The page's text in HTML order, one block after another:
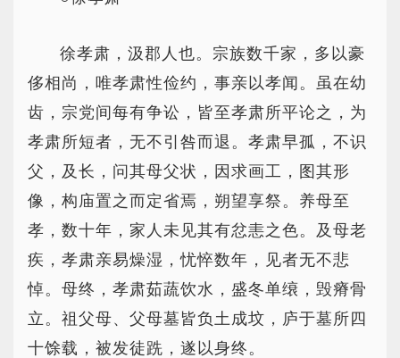
徐孝肃，汲郡人也。宗族数千家，多以豪
侈相尚，唯孝肃性俭约，事亲以孝闻。虽在幼
齿，宗党间每有争讼，皆至孝肃所平论之，为
孝肃所短者，无不引咎而退。孝肃早孤，不识
父，及长，问其母父状，因求画工，图其形
像，构庙置之而定省焉，朔望享祭。养母至
孝，数十年，家人未见其有忿恚之色。及母老
疾，孝肃亲易燥湿，忧悴数年，见者无不悲
悼。母终，孝肃茹蔬饮水，盛冬单缞，毁瘠骨
立。祖父母、父母墓皆负土成坟，庐于墓所四
十馀载，被发徒跣，遂以身终。